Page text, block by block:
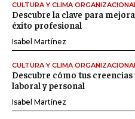
CULTURA Y CLIMA
Descubre la clave para
éxito profesional
Isabel Martínez
CULTURA Y CLIMA
Descubre cómo tus
laboral y personal
Isabel Martínez